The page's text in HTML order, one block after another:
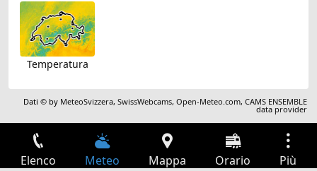
Temperatura
Dati © by MeteoSvizzera,SwissWebcams,Open-Meteo.com,CAMS ENSEMBLE
data provider
Elenco Meteo Mappa Orario Più